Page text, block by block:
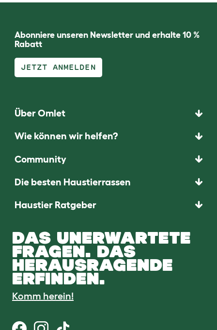
Abonniere unseren Newsletter und erhalte 10 %
Rabatt
JETZT ANMELDEN
Über Omlet
Wie können wir helfen?
Community
Die besten Haustierrassen
Haustier Ratgeber
DAS UNERWARTETE
FRAGEN. DAS
HERAUSRAGENDE
ERFINDEN.
Komm herein!